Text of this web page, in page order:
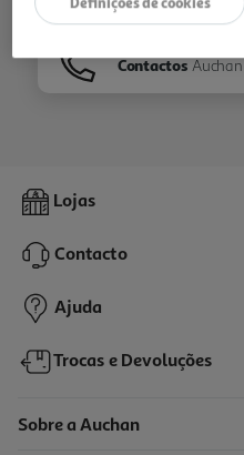
Contactos Auchan
Lojas
Contacto
Ajuda
Trocas e Devoluções
Sobre a Auchan